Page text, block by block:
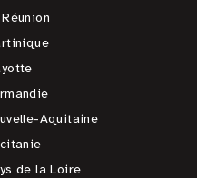
Aquitaine
de la Loire